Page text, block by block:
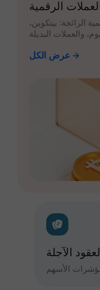
الرقمية
الرائجة: بيتكوين،
والعملات البديلة
عرض الكل
الآجلة
الأسهم